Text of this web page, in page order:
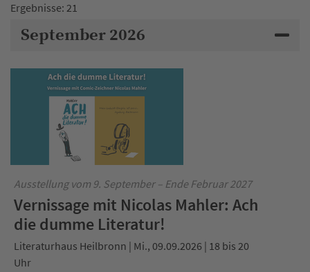
Ergebnisse: 21
September 2026
Ausstellung vom 9. September – Ende Februar 2027
Vernissage mit Nicolas Mahler: Ach
die dumme Literatur!
Literaturhaus Heilbronn | Mi., 09.09.2026 | 18 bis 20
Uhr